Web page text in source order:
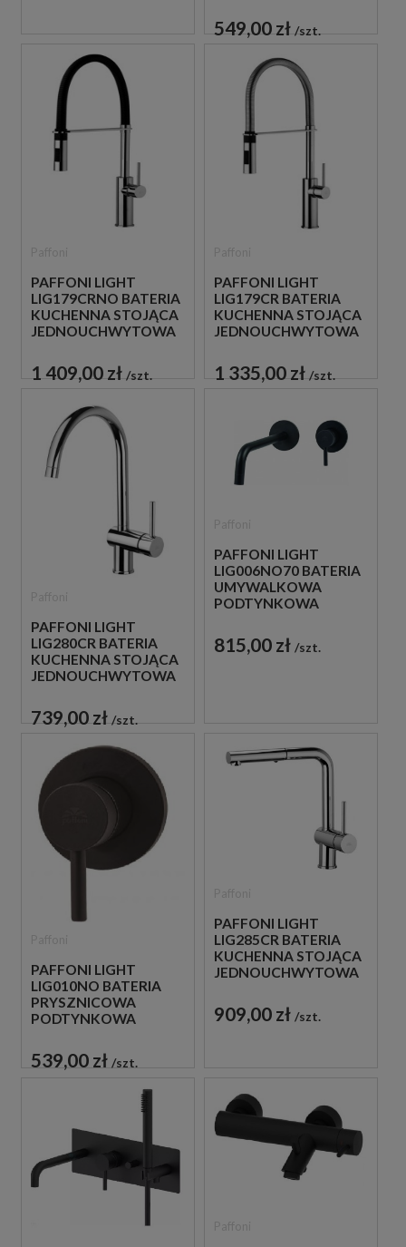
549,00 zł szt.
PAFFONI LIGHT
LIG179CRNO BATERIA
KUCHENNA STOJĄCA
JEDNOUCHWYTOWA
1 409,00 zł szt.
PAFFONI LIGHT
LIG179CR BATERIA
KUCHENNA STOJĄCA
JEDNOUCHWYTOWA
1 335,00 zł szt.
PAFFONI LIGHT
LIG280CR BATERIA
KUCHENNA STOJĄCA
JEDNOUCHWYTOWA
739,00 zł szt.
PAFFONI LIGHT
LIG006NO70 BATERIA
UMYWALKOWA
PODTYNKOWA
CZARNA
815,00 zł szt.
PAFFONI LIGHT
LIG010NO BATERIA
PRYSZNICOWA
PODTYNKOWA
CZARNA
539,00 zł szt.
PAFFONI LIGHT
LIG285CR BATERIA
KUCHENNA STOJĄCA
JEDNOUCHWYTOWA
909,00 zł szt.